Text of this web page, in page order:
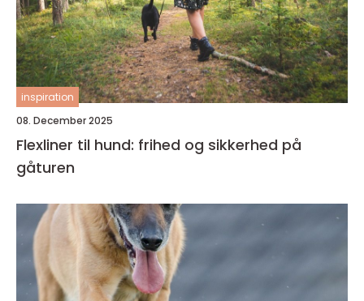
inspiration
08. December 2025
Flexliner til hund: frihed og sikkerhed på
gåturen